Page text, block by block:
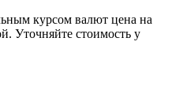
курсом валют цена на
Уточняйте стоимость у